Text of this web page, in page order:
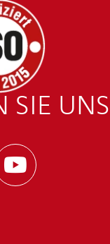
SIE UNS
Youtube